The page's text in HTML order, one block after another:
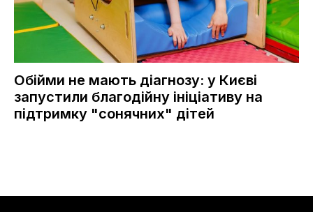
Обійми не мають діагнозу: у Києві
запустили благодійну ініціативу на
підтримку "сонячних" дітей